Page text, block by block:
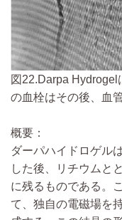
図22.Darpa Hydrogel
の血栓はその後、血
概要：
ダーパハイドロゲル
した後、リチウムと
に残るものである。
て、独自の電磁場を